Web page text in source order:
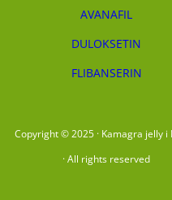
AVANAFIL
DULOKSETIN
FLIBANSERIN
Copyright © 2025 · Kamagra jelly i
· All rights reserved